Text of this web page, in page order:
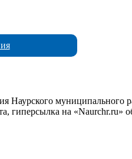
Наурского муниципального
гиперсылка на «Naurchr.ru»